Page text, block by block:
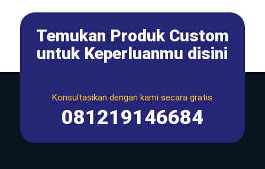
Temukan Produk Custom
untuk Keperluanmu disini
Konsultasikan dengan kami secara gratis
081219146684